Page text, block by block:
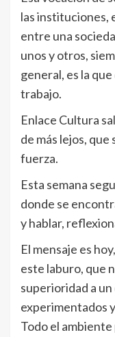
las instituciones,
entre una
unos y otros,
general, es la
trabajo.
Enlace Cultura
de más lejos,
fuerza.
Esta semana
donde se
y hablar,
El mensaje es
este laburo, que
superioridad a un
experimentados
Todo el